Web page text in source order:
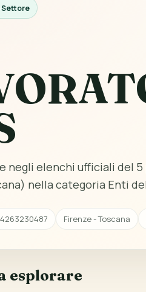
Settore
negli elenchi ufficiali del 5
nella categoria Enti
Firenze - Toscana
esplorare